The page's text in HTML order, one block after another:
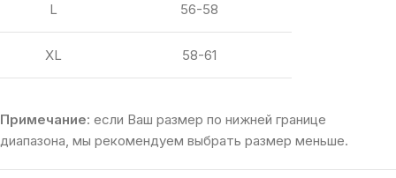
L 56-58
XL 58-61
Примечание: если Ваш размер по нижней границе
диапазона, мы рекомендуем выбрать размер меньше.